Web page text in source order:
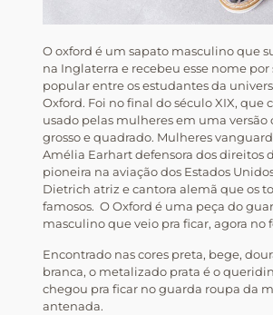
O oxford é um sapato masculino que
na Inglaterra e recebeu esse nome por
popular entre os estudantes da
Oxford. Foi no final do século XIX, que
usado pelas mulheres em uma versão
grosso e quadrado. Mulheres
Amélia Earhart defensora dos direitos
pioneira na aviação dos Estados
Dietrich atriz e cantora alemã que os
famosos. O Oxford é uma peça do
masculino que veio pra ficar, agora no
Encontrado nas cores preta, bege,
branca, o metalizado prata é o
chegou pra ficar no guarda roupa da
antenada.